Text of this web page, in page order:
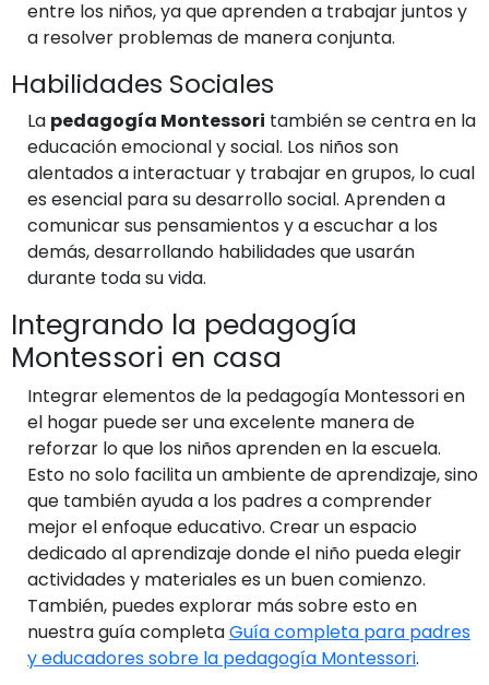
entre los niños, ya que aprenden a trabajar juntos y
a resolver problemas de manera conjunta.
Habilidades Sociales
La pedagogía Montessori también se centra en la
educación emocional y social. Los niños son
alentados a interactuar y trabajar en grupos, lo cual
es esencial para su desarrollo social. Aprenden a
comunicar sus pensamientos y a escuchar a los
demás, desarrollando habilidades que usarán
durante toda su vida.
Integrando la pedagogía
Montessori en casa
Integrar elementos de la pedagogía Montessori en
el hogar puede ser una excelente manera de
reforzar lo que los niños aprenden en la escuela.
Esto no solo facilita un ambiente de aprendizaje, sino
que también ayuda a los padres a comprender
mejor el enfoque educativo. Crear un espacio
dedicado al aprendizaje donde el niño pueda elegir
actividades y materiales es un buen comienzo.
También, puedes explorar más sobre esto en
nuestra guía completaGuía completa para padres
y educadores sobre la pedagogía Montessori.